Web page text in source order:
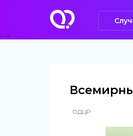
-->
ОДЦР